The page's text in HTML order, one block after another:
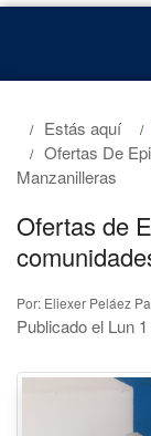
Estás aquí
Ofertas De
Manzanilleras
Ofertas de
Por: Eliexer Peláez
Publicado el Lun